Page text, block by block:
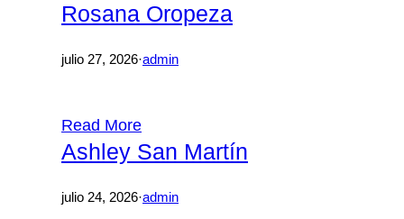
Rosana Oropeza
julio 27, 2026·admin
Read More
Ashley San Martín
julio 24, 2026·admin